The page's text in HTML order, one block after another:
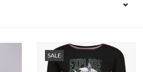
SALE